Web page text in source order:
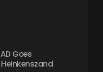
Goes
Heinkenszand